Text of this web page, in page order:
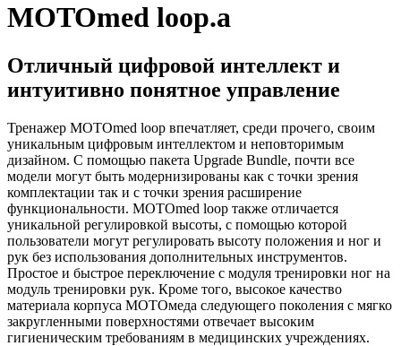
MOTOmed loop.a
Отличный цифровой интеллект и
интуитивно понятное управление
Тренажер MOTOmed loop впечатляет, среди прочего, своим
уникальным цифровым интеллектом и неповторимым
дизайном. С помощью пакета Upgrade Bundle, почти все
модели могут быть модернизированы как с точки зрения
комплектации так и с точки зрения расширение
функциональности. MOTOmed loop также отличается
уникальной регулировкой высоты, с помощью которой
пользователи могут регулировать высоту положения и ног и
рук без использования дополнительных инструментов.
Простое и быстрое переключение с модуля тренировки ног на
модуль тренировки рук. Кроме того, высокое качество
материала корпуса МОТОмеда следующего поколения с мягко
закругленными поверхностями отвечает высоким
гигиеническим требованиям в медицинских учреждениях.